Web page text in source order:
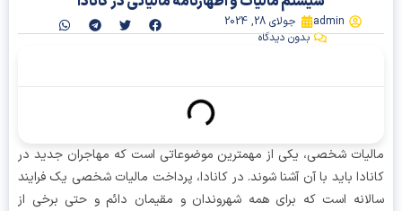
admin
جولای 28, 2024
بدون دیدگاه
شخصی، یکی از مهمترین موضوعاتی است که مهاجران جدید در
باید با آن آشنا شوند. در کانادا، پرداخت مالیات شخصی یک فرایند
است که برای همه شهروندان و مقیمان دائم و حتی برخی از